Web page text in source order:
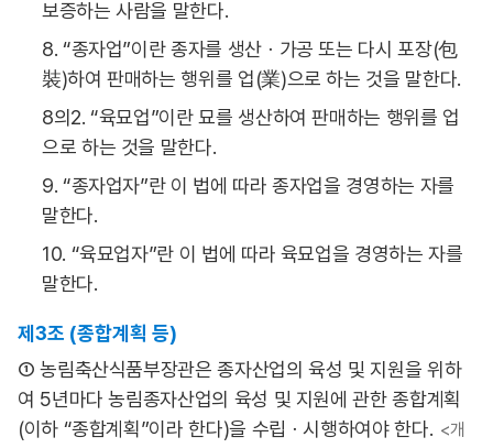
보증하는 사람을 말한다.
8. “종자업”이란 종자를 생산ㆍ가공 또는 다시 포장(包
裝)하여 판매하는 행위를 업(業)으로 하는 것을 말한다.
8의2. “육묘업”이란 묘를 생산하여 판매하는 행위를 업
으로 하는 것을 말한다.
9. “종자업자”란 이 법에 따라 종자업을 경영하는 자를
말한다.
10. “육묘업자”란 이 법에 따라 육묘업을 경영하는 자를
말한다.
제3조 (종합계획 등)
① 농림축산식품부장관은 종자산업의 육성 및 지원을 위하
여 5년마다 농림종자산업의 육성 및 지원에 관한 종합계획
(이하 “종합계획”이라 한다)을 수립ㆍ시행하여야 한다. <개